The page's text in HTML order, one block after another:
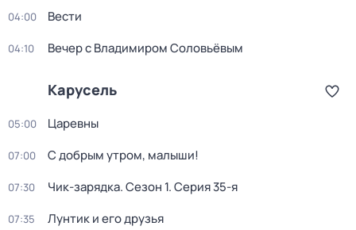
04:00 Вести
04:10 Вечер с Владимиром Соловьёвым
Карусель
05:00 Царевны
07:00 С добрым утром, малыши!
07:30 Чик-зарядка. Сезон 1. Серия 35-я
07:35 Лунтик и его друзья